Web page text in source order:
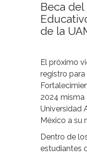
Beca
de la
El próximo
registro
2024 misma
Universidad
México a su
Dentro de
estudiantes